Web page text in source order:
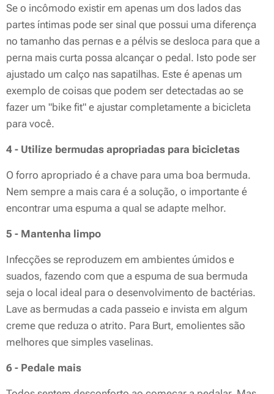
Se o incômodo existir em apenas um dos lados das
partes íntimas pode ser sinal que possui uma diferença
no tamanho das pernas e a pélvis se desloca para que a
perna mais curta possa alcançar o pedal. Isto pode ser
ajustado um calço nas sapatilhas. Este é apenas um
exemplo de coisas que podem ser detectadas ao se
fazer um "bike fit" e ajustar completamente a bicicleta
para você.
4 - Utilize bermudas apropriadas para bicicletas
O forro apropriado é a chave para uma boa bermuda.
Nem sempre a mais cara é a solução, o importante é
encontrar uma espuma a qual se adapte melhor.
5 - Mantenha limpo
Infecções se reproduzem em ambientes úmidos e
suados, fazendo com que a espuma de sua bermuda
seja o local ideal para o desenvolvimento de bactérias.
Lave as bermudas a cada passeio e invista em algum
creme que reduza o atrito. Para Burt, emolientes são
melhores que simples vaselinas.
6 - Pedale mais